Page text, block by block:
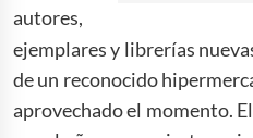
autores,
ejemplares y librerías
de un reconocido
aprovechado el momento.